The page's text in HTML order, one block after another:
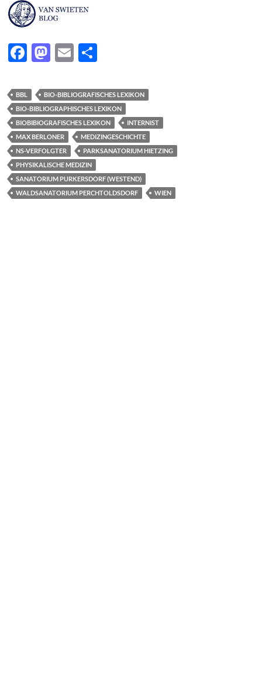
F
e
b
o
o
k
M
to
d
o
n
E
ail le
n
BBL
BIO-BIBLIOGRAFISCHES LEXIKON
BIO-BIBLIOGRAPHISCHES LEXIKON
BIOBIBIOGRAFISCHES LEXIKON
INTERNIST
MAX BERLONER
MEDIZINGESCHICHTE
NS-VERFOLGTER
PARKSANATORIUM HIETZING
PHYSIKALISCHE MEDIZIN
SANATORIUM PURKERSDORF (WESTEND)
WALDSANATORIUM PERCHTOLDSDORF
WIEN